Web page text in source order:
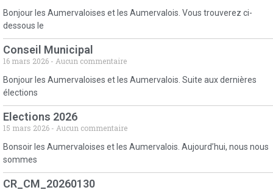
Bonjour les Aumervaloises et les Aumervalois. Vous trouverez ci-
dessous le
Conseil Municipal
16 mars 2026
Aucun commentaire
Bonjour les Aumervaloises et les Aumervalois. Suite aux dernières
élections
Elections 2026
15 mars 2026
Aucun commentaire
Bonsoir les Aumervaloises et les Aumervalois. Aujourd’hui, nous nous
sommes
CR_CM_20260130